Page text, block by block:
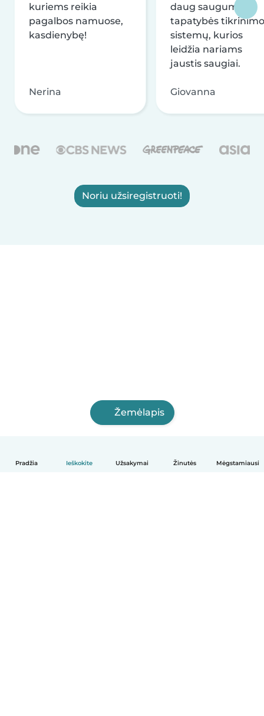
Pradžia Ieškokite Užsakymai Žinutės Mėgstamiausi
kuriems reikia
pagalbos namuose,
kasdienybę!
Nerina
daug saugumo ir
tapatybės tikrinimo
sistemų, kurios
leidžia nariams
jaustis saugiai.
Giovanna
Noriu užsiregistruoti!
Žemėlapis